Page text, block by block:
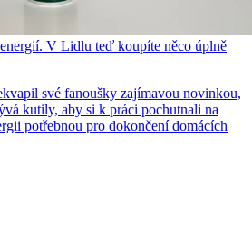
V Lidlu teď koupíte něco úplně
své fanoušky zajímavou novinkou,
kutily, aby si k práci pochutnali na
potřebnou pro dokončení domácích